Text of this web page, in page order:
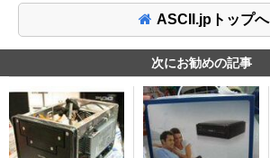
ASCII.jpトップへ
次にお勧めの記事